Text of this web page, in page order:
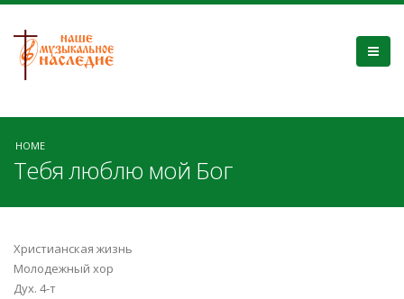
HOME
Тебя люблю мой Бог
Христианская жизнь
Молодежный хор
Дух. 4-т